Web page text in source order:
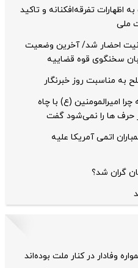
تفرقه‌افکنانه و تاکید
ملی
احضار شد/ آخرین وضعیت
سخنگوی قوه قضاییه
به مناسبت روز خبرنگار
امیرالمومنین (ع) با چاه
ها را نمی‌شود گفت
اتمی آمریکا علیه
گران شد؟
وفادار در کنار ملت بوده‌اند